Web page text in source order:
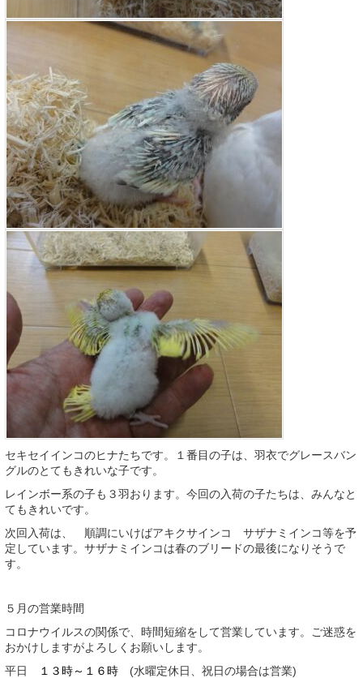
セキセイインコのヒナたちです。１番目の子は、羽衣でグレースバン
グルのとてもきれいな子です。
レインボー系の子も３羽おります。今回の入荷の子たちは、みんなと
てもきれいです。
次回入荷は、 順調にいけばアキクサインコ サザナミインコ等を予
定しています。サザナミインコは春のブリードの最後になりそうで
す。
５月の営業時間
コロナウイルスの関係で、時間短縮をして営業しています。ご迷惑を
おかけしますがよろしくお願いします。
平日
１３時～１６時 (水曜定休日、祝日の場合は営業)